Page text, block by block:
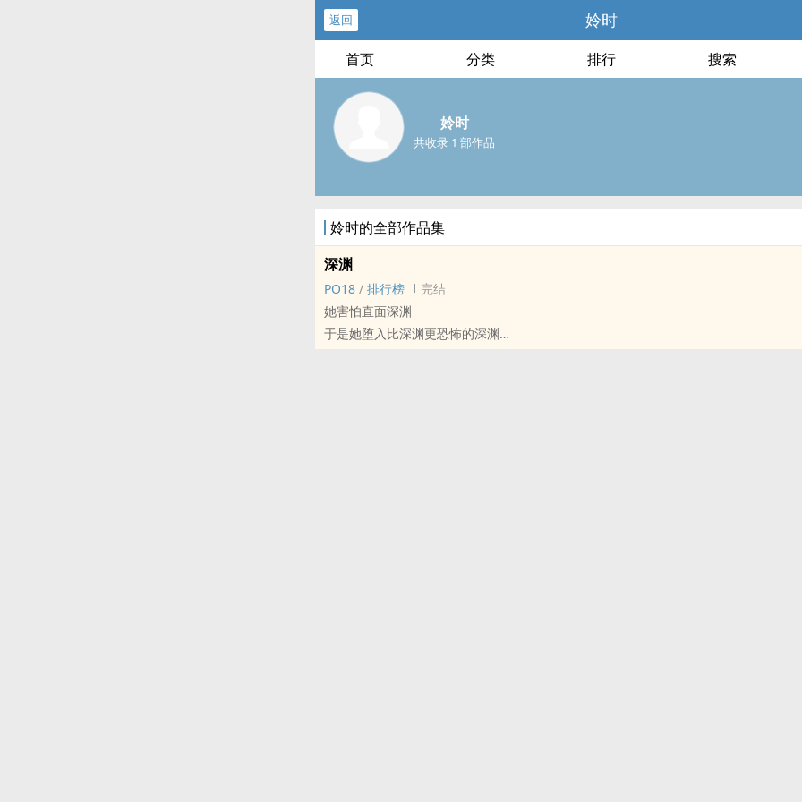
返回 姈时
首页 分类 排行 搜索
姈时
共收录 1 部作品
姈时的全部作品集
深渊
PO18 / 排行榜
完结
她害怕直面深渊
于是她堕入比深渊更恐怖的深渊